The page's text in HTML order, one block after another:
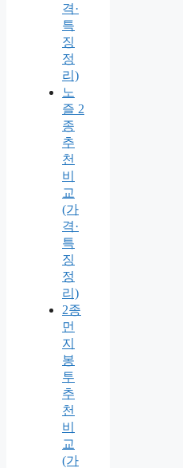
격·
특
징
정
리)
노
즐 2
종
추
천
비
교
(가
격·
특
징
정
리)
2종
먼
지
봉
투
추
천
비
교
(가